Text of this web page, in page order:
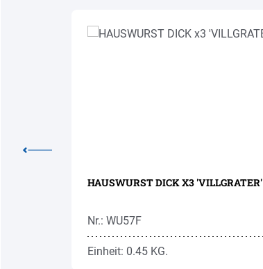
HAUSWURST DICK X3 'VILLGRATER'
Nr.: WU57F
Einheit: 0.45 KG.